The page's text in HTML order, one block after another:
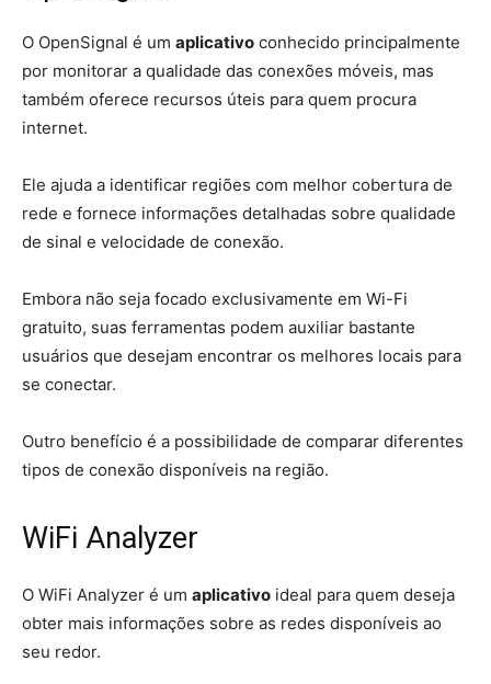
O OpenSignal é um aplicativo conhecido principalmente
por monitorar a qualidade das conexões móveis, mas
também oferece recursos úteis para quem procura
internet.
Ele ajuda a identificar regiões com melhor cobertura de
rede e fornece informações detalhadas sobre qualidade
de sinal e velocidade de conexão.
Embora não seja focado exclusivamente em Wi-Fi
gratuito, suas ferramentas podem auxiliar bastante
usuários que desejam encontrar os melhores locais para
se conectar.
Outro benefício é a possibilidade de comparar diferentes
tipos de conexão disponíveis na região.
WiFi Analyzer
O WiFi Analyzer é um aplicativo ideal para quem deseja
obter mais informações sobre as redes disponíveis ao
seu redor.